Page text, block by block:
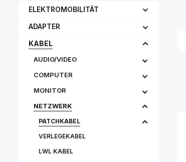
ELEKTROMOBILITÄT
ADAPTER
KABEL
AUDIO/VIDEO
COMPUTER
MONITOR
NETZWERK
PATCHKABEL
VERLEGEKABEL
LWL KABEL